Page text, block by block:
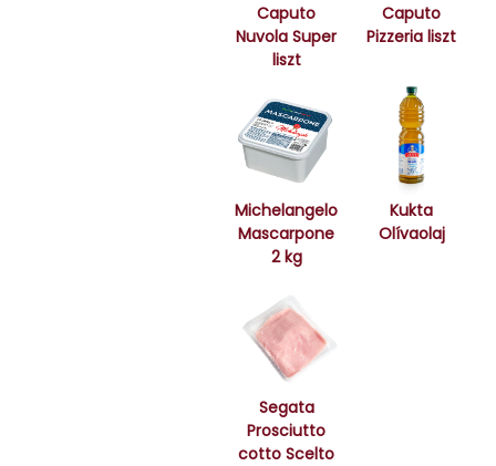
Caputo
Nuvola Super
liszt
Caputo
Pizzeria liszt
Michelangelo
Mascarpone
2 kg
Kukta
Olívaolaj
Segata
Prosciutto
cotto Scelto